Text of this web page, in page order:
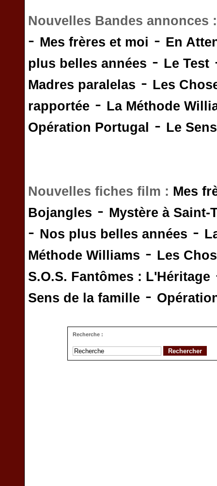
Nouvelles Bandes annonces
- Mes frères et moi - En
plus belles années - Le Test
Madres paralelas - Les
rapportée - La Méthode
Opération Portugal
- Le
Nouvelles fiches film : Mes
Bojangles - Mystère à Saint-
- Nos plus belles années -
Méthode Williams - Les
S.O.S. Fantômes : L'Héritage
Sens de la famille -
Recherche :